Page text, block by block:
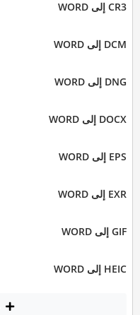
CR3 إلى WORD
DCM إلى WORD
DNG إلى WORD
DOCX إلى WORD
EPS إلى WORD
EXR إلى WORD
GIF إلى WORD
HEIC إلى WORD